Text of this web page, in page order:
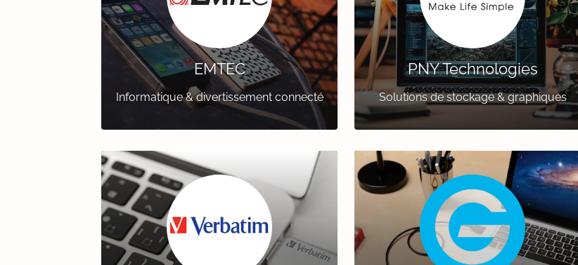
EMTEC
Informatique & divertissement connecté
PNY Technologies
Solutions de stockage & graphiques